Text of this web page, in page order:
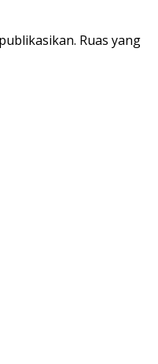
Ruas yang